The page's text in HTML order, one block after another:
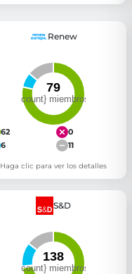
Renew
62
0
6
11
Haga clic para ver los detalles
S&D